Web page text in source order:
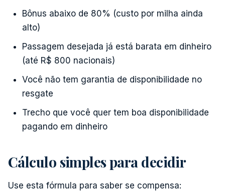
Bônus abaixo de 80% (custo por milha ainda
alto)
Passagem desejada já está barata em dinheiro
(até R$ 800 nacionais)
Você não tem garantia de disponibilidade no
resgate
Trecho que você quer tem boa disponibilidade
pagando em dinheiro
Cálculo simples para decidir
Use esta fórmula para saber se compensa: